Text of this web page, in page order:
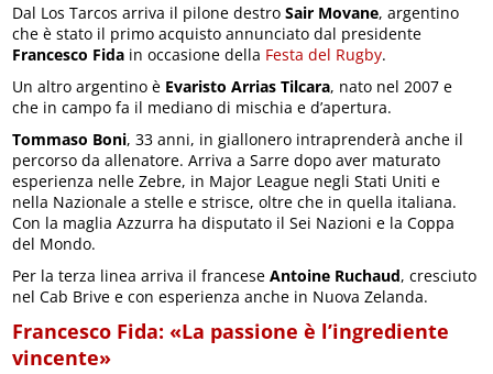
Dal Los Tarcos arriva il pilone destroSair Movane, argentino
che è stato il primo acquisto annunciato dal presidente
Francesco Fida in occasione della Festa del Rugby.
Un altro argentino è Evaristo Arrias Tilcara, nato nel 2007 e
che in campo fa il mediano di mischia e d’apertura.
Tommaso Boni, 33 anni, in giallonero intraprenderà anche il
percorso da allenatore. Arriva a Sarre dopo aver maturato
esperienza nelle Zebre, in Major League negli Stati Uniti e
nella Nazionale a stelle e strisce, oltre che in quella italiana.
Con la maglia Azzurra ha disputato il Sei Nazioni e la Coppa
del Mondo.
Per la terza linea arriva il franceseAntoine Ruchaud, cresciuto
nel Cab Brive e con esperienza anche in Nuova Zelanda.
Francesco Fida: «La passione è l’ingrediente
vincente»